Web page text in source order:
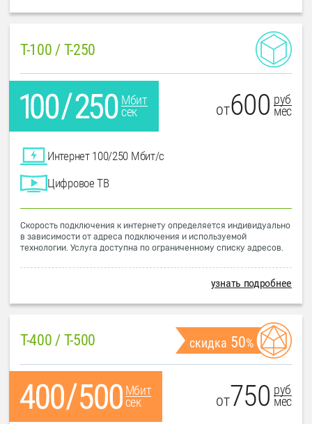
T-100 / T-250
Мбит
сек
от600 руб
мес
Интернет 100/250 Мбит/с
Цифровое ТВ
Скорость подключения к интернету определяется индивидуально
в зависимости от адреса подключения и используемой
технологии. Услуга доступна по ограниченному списку адресов.
узнать подробнее
T-400 / T-500 скидка 50%
Мбит
сек
от750 руб
мес